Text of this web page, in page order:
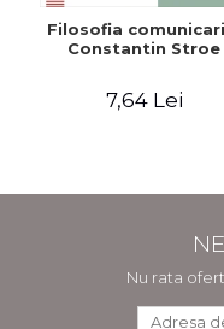
Filosofia
Constantin Stroe
7,64 Lei
Nu rata